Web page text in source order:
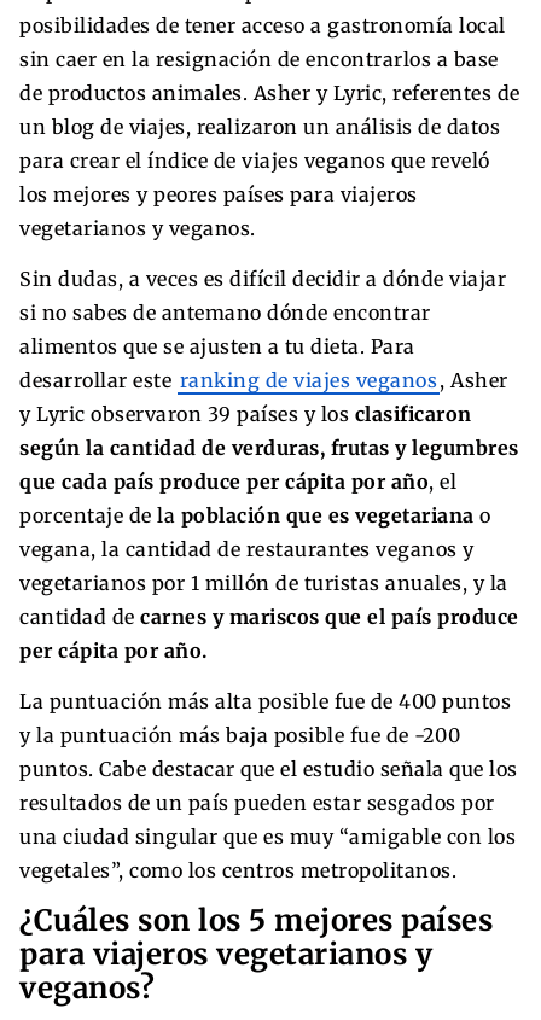
posibilidades de tener acceso a gastronomía local
sin caer en la resignación de encontrarlos a base
de productos animales. Asher y Lyric, referentes de
un blog de viajes, realizaron un análisis de datos
para crear el índice de viajes veganos que reveló
los mejores y peores países para viajeros
vegetarianos y veganos.
Sin dudas, a veces es difícil decidir a dónde viajar
si no sabes de antemano dónde encontrar
alimentos que se ajusten a tu dieta. Para
desarrollar este ranking de viajes veganos, Asher
y Lyric observaron 39 países y los clasificaron
según la cantidad de verduras, frutas y legumbres
que cada país produce per cápita por año, el
porcentaje de la población que es vegetariana o
vegana, la cantidad de restaurantes veganos y
vegetarianos por 1 millón de turistas anuales, y la
cantidad de carnes y mariscos que el país produce
per cápita por año.
La puntuación más alta posible fue de 400 puntos
y la puntuación más baja posible fue de -200
puntos. Cabe destacar que el estudio señala que los
resultados de un país pueden estar sesgados por
una ciudad singular que es muy “amigable con los
vegetales”, como los centros metropolitanos.
¿Cuáles son los 5 mejores países
para viajeros vegetarianos y
veganos?